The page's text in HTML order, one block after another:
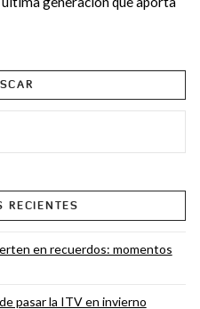
RECIENTES
en recuerdos: momentos
pasar la ITV en invierno